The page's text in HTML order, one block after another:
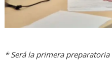
* Será la primera